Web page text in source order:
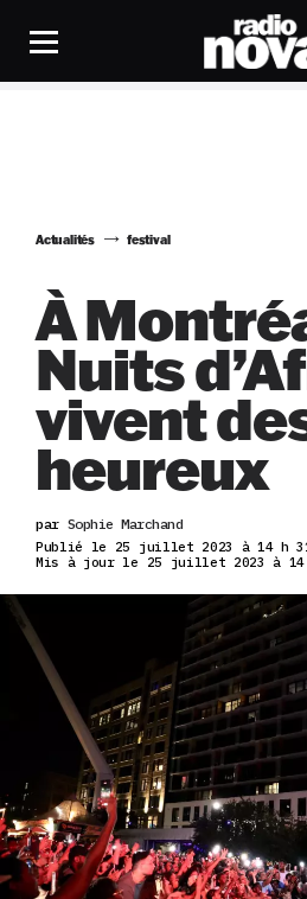
Actualités festival
À
Nuits
vivent
heureux
par Sophie Marchand
Publié le 25 juillet 2023 à 14 h
Mis à jour le 25 juillet 2023 à 14